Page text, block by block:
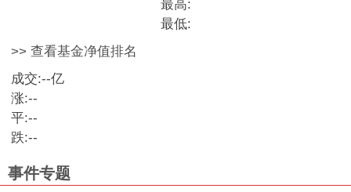
最高:
最低:
>> 查看基金净值排名
成交:--亿
涨:--
平:--
跌:--
事件专题